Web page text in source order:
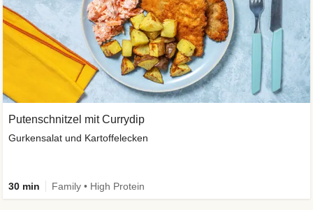
Putenschnitzel mit Currydip
Gurkensalat und Kartoffelecken
30 min Family • High Protein